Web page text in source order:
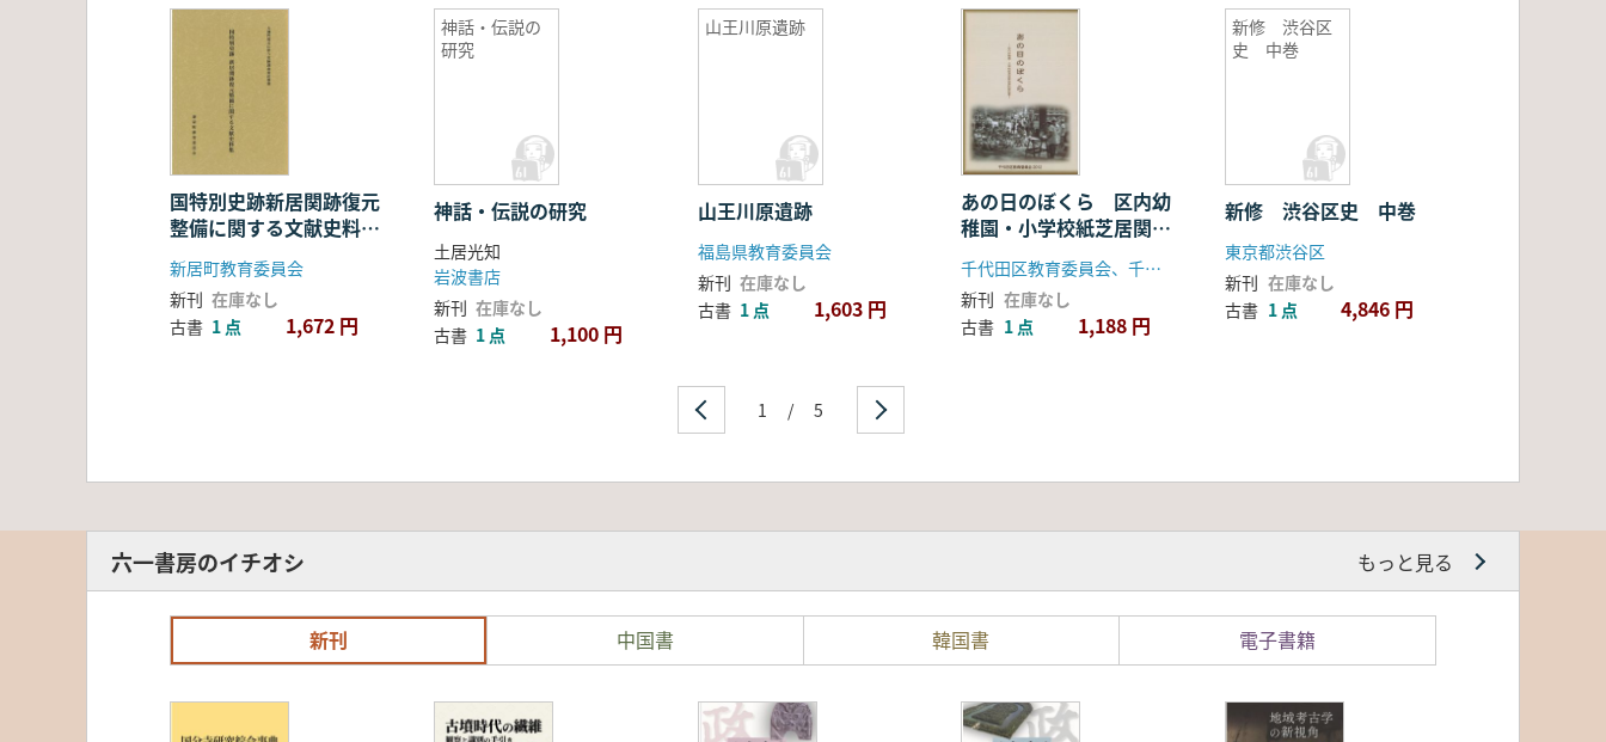
国特別史跡新居関跡復元
整備に関する文献史料集
: 大御門復元に伴う史跡
調査委託事業
新居町教育委員会
新刊 在庫なし
古書 1 点 1,672 円
神話・伝説の
研究
神話・伝説の研究
土居光知
岩波書店
新刊 在庫なし
古書 1 点 1,100 円
山王川原遺跡
山王川原遺跡
福島県教育委員会
新刊 在庫なし
古書 1 点 1,603 円
あの日のぼくら 区内幼
稚園・小学校紙芝居関係
資料報告書
千代田区教育委員会、千代田区立日比谷図書館文化館
新刊 在庫なし
古書 1 点 1,188 円
新修 渋谷区
史 中巻
新修 渋谷区史 中巻
東京都渋谷区
新刊 在庫なし
古書 1 点 4,846 円
1 / 5
六一書房のイチオシ もっと見る
新刊 中国書 韓国書 電子書籍